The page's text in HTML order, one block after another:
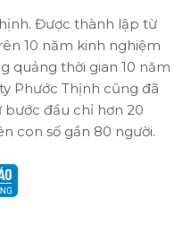
Được thành lập từ
10 năm kinh nghiệm
quảng thời gian 10 năm
Phước Thịnh cũng đã
đầu chỉ hơn 20
con số gần 80 người.